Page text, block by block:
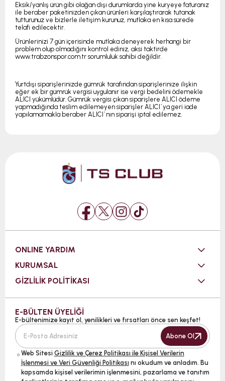
Eksik/yanlış ürün gibi olağan dışı durumlarda yine kuryeye faturanız
ile beraber paketinizden çıkan ürünleri karşılaştırarak tutanak
tutturunuz ve bizlerle iletişim kurunuz, mutlaka en kısa sürede
telafi edilecektir.
Ürünlerinizi 7 gün içerisinde mutlaka deneyerek herhangi bir
problem olup olmadığını kontrol ediniz, aksi taktirde
www.trabzonspor.com.tr sorumluluk sahibi değildir.
Yurtdışı siparişlerinizde gümrük tarafından siparişlerinize ilişkin
eğer ek bir gümrük vergisi uygulanır ise vergi bedelini ödemekle
ALICI yükümlüdür. Gümrük vergisi çıkan siparişlere ALICI ödeme
yapmadığında teslim edilemeyen siparişler ALICI`ya geri iade
yapılamamakla beraber ALICI`nın siparişi iptal edilemez.
ONLINE YARDIM
KURUMSAL
GİZLİLİK POLİTİKASI
E-BÜLTEN ÜYELİĞİ
E-bültenimize kayıt ol, yenilikleri ve fırsatları önce sen keşfet!
Abone Ol
Web Sitesi Gizlilik ve Çerez Politikası ile Kişisel Verilerin
İşlenmesi ve Veri Güvenliği Politikası nı okudum ve anladım. Bu
kapsamda kişisel verilerimin işlenmesini, pazarlama ve tanıtım